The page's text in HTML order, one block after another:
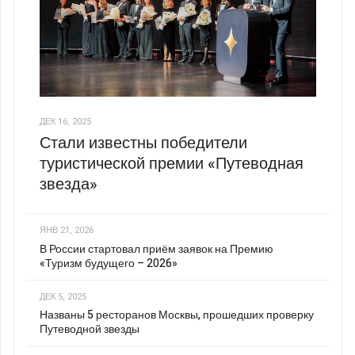
ДЕК 16, 2025
Стали известны победители
туристической премии «Путеводная
звезда»
ЯНВ 21, 2026
В России стартовал приём заявок на Премию
«Туризм будущего – 2026»
ДЕК 5, 2025
Названы 5 ресторанов Москвы, прошедших проверку
Путеводной звезды